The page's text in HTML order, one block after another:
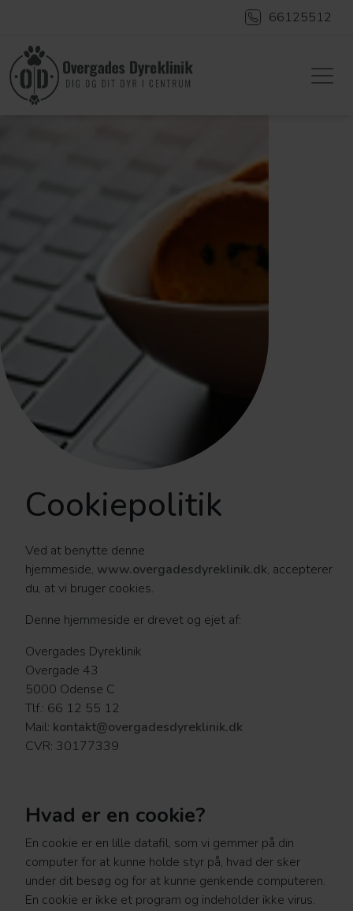
66125512
Cookiepolitik
Ved at benytte denne
hjemmeside, www.overgadesdyreklinik.dk, accepterer
du, at vi bruger cookies.
Denne hjemmeside er drevet og ejet af:
Overgades Dyreklinik
Overgade 43
5000 Odense C
Tlf.: 66 12 55 12
Mail: kontakt@overgadesdyreklinik.dk
CVR: 30177339
Hvad er en cookie?
En cookie er en lille datafil, som vi gemmer på din
computer for at kunne holde styr på, hvad der sker
under dit besøg og for at kunne genkende computeren.
En cookie er ikke et program og indeholder ikke virus.